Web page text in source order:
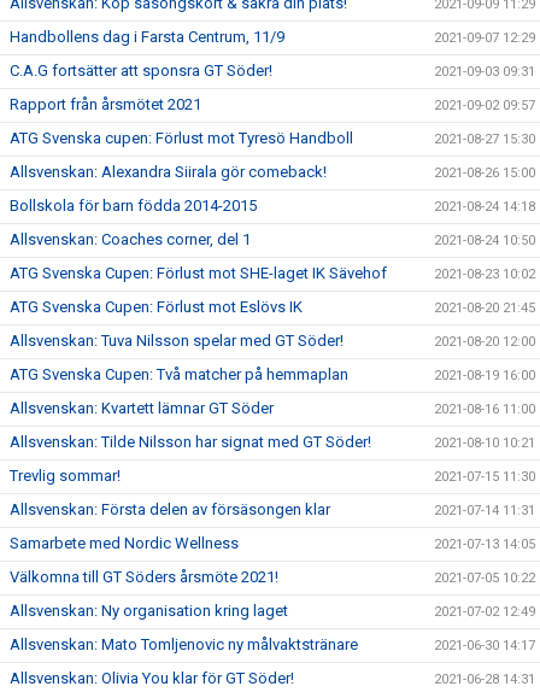
2021-09-09 11:29
Handbollens dag i Farsta Centrum, 11/9 2021-09-07 12:29
C.A.G fortsätter att sponsra GT Söder! 2021-09-03 09:31
Rapport från årsmötet 2021 2021-09-02 09:57
ATG Svenska cupen: Förlust mot Tyresö Handboll 2021-08-27 15:30
Allsvenskan: Alexandra Siirala gör comeback! 2021-08-26 15:00
Bollskola för barn födda 2014-2015 2021-08-24 14:18
Allsvenskan: Coaches corner, del 1 2021-08-24 10:50
ATG Svenska Cupen: Förlust mot SHE-laget IK Sävehof 2021-08-23 10:02
ATG Svenska Cupen: Förlust mot Eslövs IK 2021-08-20 21:45
Allsvenskan: Tuva Nilsson spelar med GT Söder! 2021-08-20 12:00
ATG Svenska Cupen: Två matcher på hemmaplan 2021-08-19 16:00
Allsvenskan: Kvartett lämnar GT Söder 2021-08-16 11:00
Allsvenskan: Tilde Nilsson har signat med GT Söder! 2021-08-10 10:21
Trevlig sommar! 2021-07-15 11:30
Allsvenskan: Första delen av försäsongen klar 2021-07-14 11:31
Samarbete med Nordic Wellness 2021-07-13 14:05
Välkomna till GT Söders årsmöte 2021! 2021-07-05 10:22
Allsvenskan: Ny organisation kring laget 2021-07-02 12:49
Allsvenskan: Mato Tomljenovic ny målvaktstränare 2021-06-30 14:17
Allsvenskan: Olivia You klar för GT Söder! 2021-06-28 14:31